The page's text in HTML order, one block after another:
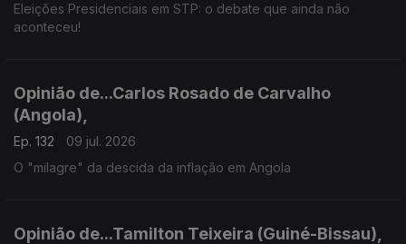
Eleições Presidenciais em STP: o debate que ainda não
aconteceu!
Opinião de...Carlos Rosado de Carvalho
(Angola),
Ep. 132
09 jul. 2026
O "milagre" da descida da inflação em Angola
Opinião de...Tamilton Teixeira (Guiné-Bissau),